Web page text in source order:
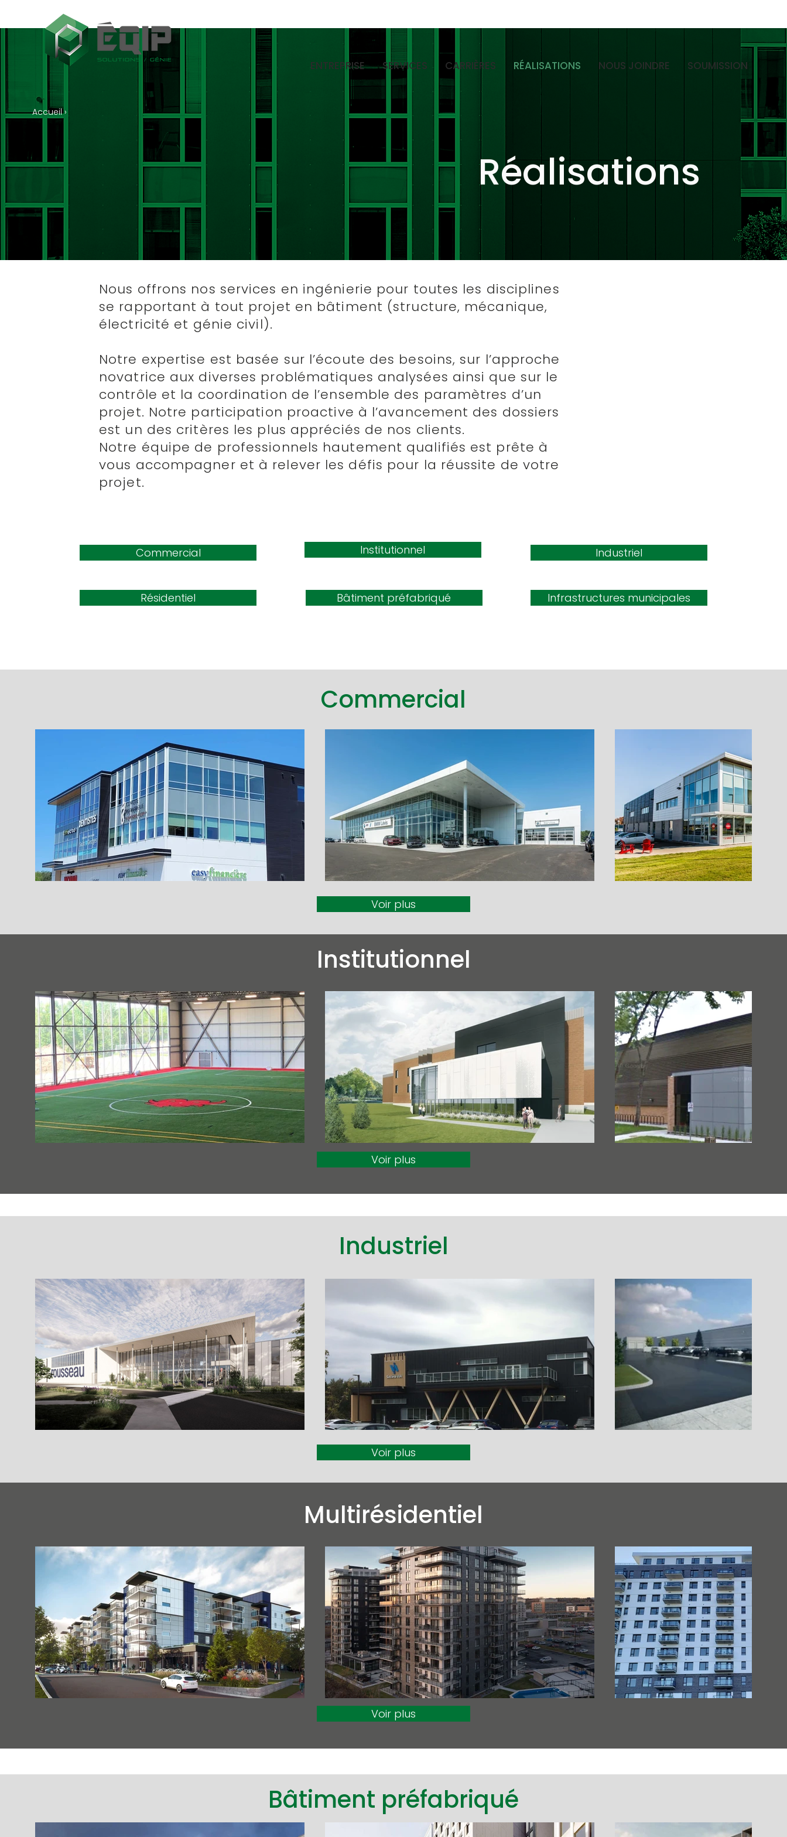
ENTREPRISE SERVICES CARRIÈRES RÉALISATIONS NOUS JOINDRE SOUMISSION
Accueil ›
Réalisations
Nous offrons nos services en ingénierie pour toutes les disciplines
se rapportant à tout projet en bâtiment (structure, mécanique,
électricité et génie civil).
Notre expertise est basée sur l’écoute des besoins, sur l’approche
novatrice aux diverses problématiques analysées ainsi que sur le
contrôle et la coordination de l’ensemble des paramètres d’un
projet. Notre participation proactive à l’avancement des dossiers
est un des critères les plus appréciés de nos clients.
Notre équipe de professionnels hautement qualifiés est prête à
vous accompagner et à relever les défis pour la réussite de votre
projet.
Commercial
Résidentiel
Institutionnel
Bâtiment préfabriqué
Industriel
Infrastructures municipales
Commercial
Voir plus
Institutionnel
Voir plus
Industriel
Voir plus
Multirésidentiel
Voir plus
Bâtiment préfabriqué